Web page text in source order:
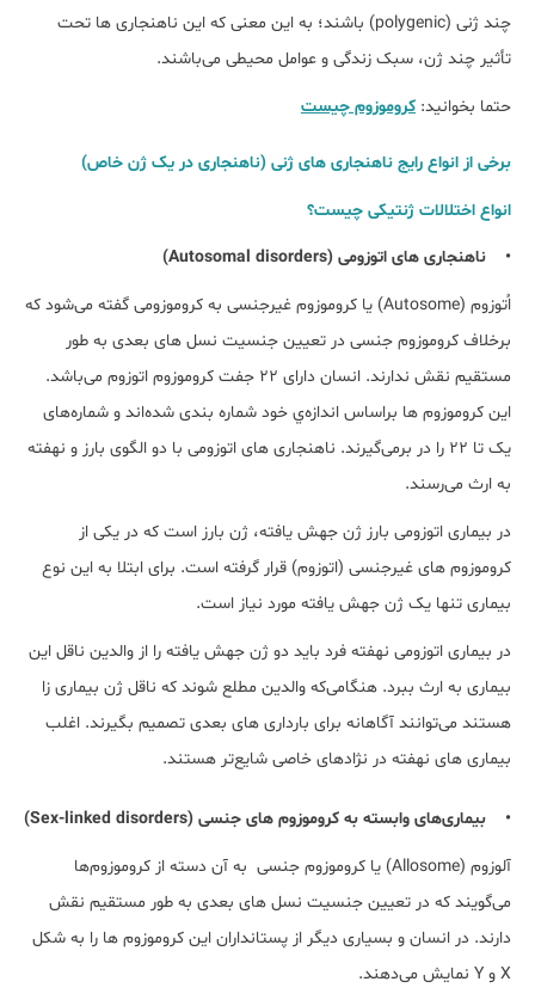
چند ژنی (polygenic) باشند؛ به این معنی که این ناهنجاری ها تحت
تأثیر چند ژن، سبک زندگی و عوامل محیطی می‌باشند.
حتما بخوانید: کروموزوم چیست
برخی از انواع رایج ناهنجاری ‌های ژنی (ناهنجاری در یک ژن خاص)
انواع اختلالات ژنتیکی چیست؟
• ناهنجاری های اتوزومی (Autosomal disorders)
اُتوزوم (Autosome) یا کروموزوم غیرجنسی به کروموزومی گفته می‌شود که
برخلاف کروموزوم جنسی در تعیین جنسیت نسل های بعدی به طور
مستقیم نقش ندارند. انسان دارای ۲۲ جفت کروموزوم اتوزوم می‌باشد.
این کروموزوم ها براساس اندازه‌ي خود شماره بندی شده‌اند و شماره‌های
یک تا ۲۲ را در برمی‌گیرند. ناهنجاری های اتوزومی با دو الگوی بارز و نهفته
به ارث می‌رسند.
در بیماری اتوزومی بارز ژن جهش ‌یافته، ژن بارز است که در یکی از
کروموزوم های غیرجنسی (اتوزوم) قرار گرفته است. برای ابتلا به این نوع
بیماری تنها یک ژن جهش یافته مورد نیاز است.
در بیماری اتوزومی نهفته فرد باید دو ژن جهش یافته را از والدین ناقل این
بیماری به ارث ببرد. هنگامی‌که والدین مطلع شوند که ناقل ژن بیماری زا
هستند می‌توانند آگاهانه برای بارداری های بعدی تصمیم بگیرند. اغلب
بیماری های نهفته در نژادهای خاصی شایع‌تر هستند.
• بیماری‌های وابسته به کروموزوم های جنسی (Sex-linked disorders)
آلوزوم (Allosome) یا کروموزوم جنسی به آن دسته از کروموزوم‌ها
می‌گویند که در تعیین جنسیت نسل های بعدی به طور مستقیم نقش
دارند. در انسان و بسیاری دیگر از پستانداران این کروموزوم ها را به شکل
X و Y نمایش می‌دهند.